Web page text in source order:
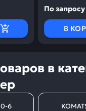
По запросу
В
в
6